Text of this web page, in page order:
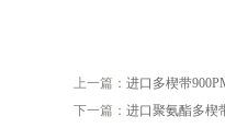
上一篇： 进口多楔带
下一篇： 进口聚氨酯多楔